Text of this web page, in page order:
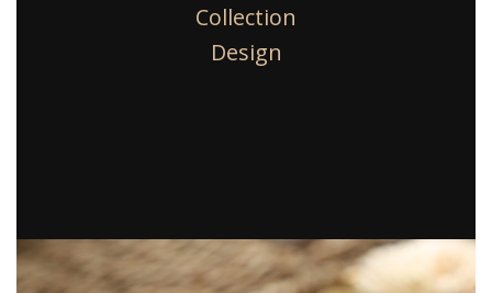
Collection
Design